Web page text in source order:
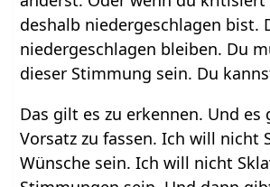
deshalb niedergeschlagen bist.
niedergeschlagen bleiben. Du
dieser Stimmung sein. Du
Das gilt es zu erkennen. Und es
Vorsatz zu fassen. Ich will nicht
Wünsche sein. Ich will nicht